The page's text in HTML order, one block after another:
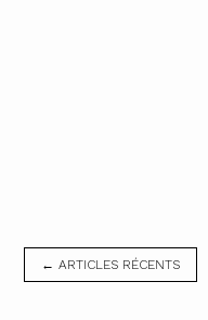
← ARTICLES RÉCENTS